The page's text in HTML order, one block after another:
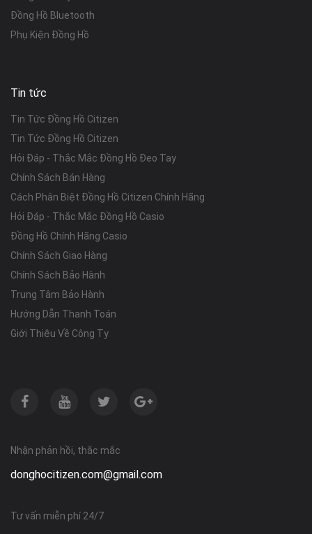
Đồng Hồ Bluetooth
Phụ Kiện Đồng Hồ
Tin tức
Tin Tức Đồng Hồ Citizen
Tin Tức Đồng Hồ Citizen
Hỏi Đáp - Thắc Mắc Đồng Hồ Đeo Tay
Chính Sách Bán Hàng
Cách Phân Biệt Đồng Hồ Citizen Chính Hãng
Hỏi Đáp - Thắc Mắc Đồng Hồ Casio
Đồng Hồ Chính Hãng Casio
Chính Sách Giao Hàng
Chính Sách Bảo Hành
Trung Tâm Bảo Hành
Hướng Dẫn Thanh Toán
Giới Thiệu Về Công Ty
Nhận phản hồi, thắc mắc
donghocitizen.com@gmail.com
Tư vấn miễn phí 24/7